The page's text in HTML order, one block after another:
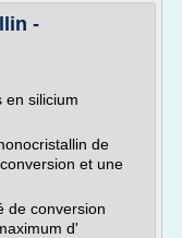
-
en silicium
de
et une
de conversion
d'